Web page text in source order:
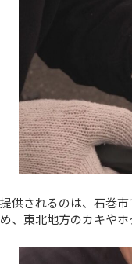
提供されるのは、石巻
め、東北地方のカキや